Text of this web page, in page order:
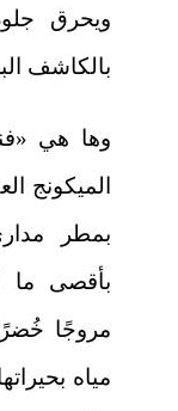
ويحرق
بالكاشف
وها هي
الميكونج
بمطر
بأقصى ما
مروجًا
مياه